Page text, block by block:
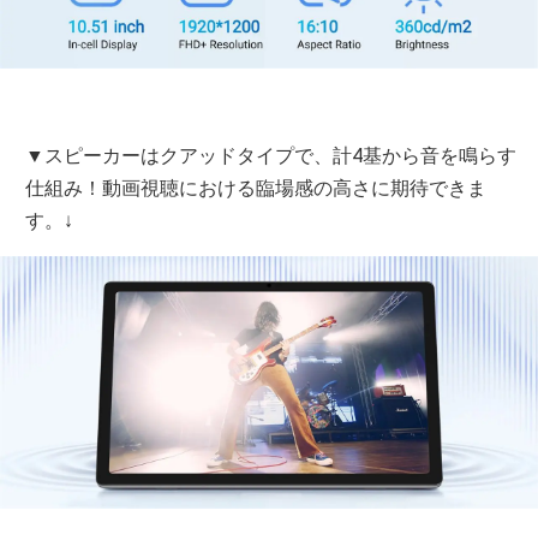
▼スピーカーはクアッドタイプで、計4基から音を鳴らす
仕組み！動画視聴における臨場感の高さに期待できま
す。↓